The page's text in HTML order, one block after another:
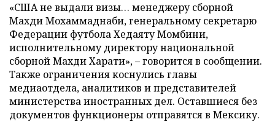
«США не выдали визы… менеджеру сборной
Махди Мохаммаднаби, генеральному секретарю
Федерации футбола Хедаяту Момбини,
исполнительному директору национальной
сборной Махди Харати», – говорится в сообщении.
Также ограничения коснулись главы
медиаотдела, аналитиков и представителей
министерства иностранных дел. Оставшиеся без
документов функционеры отправятся в Мексику.